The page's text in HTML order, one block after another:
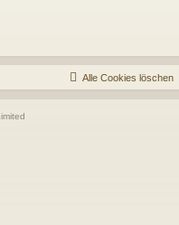
Alle Cookies löschen